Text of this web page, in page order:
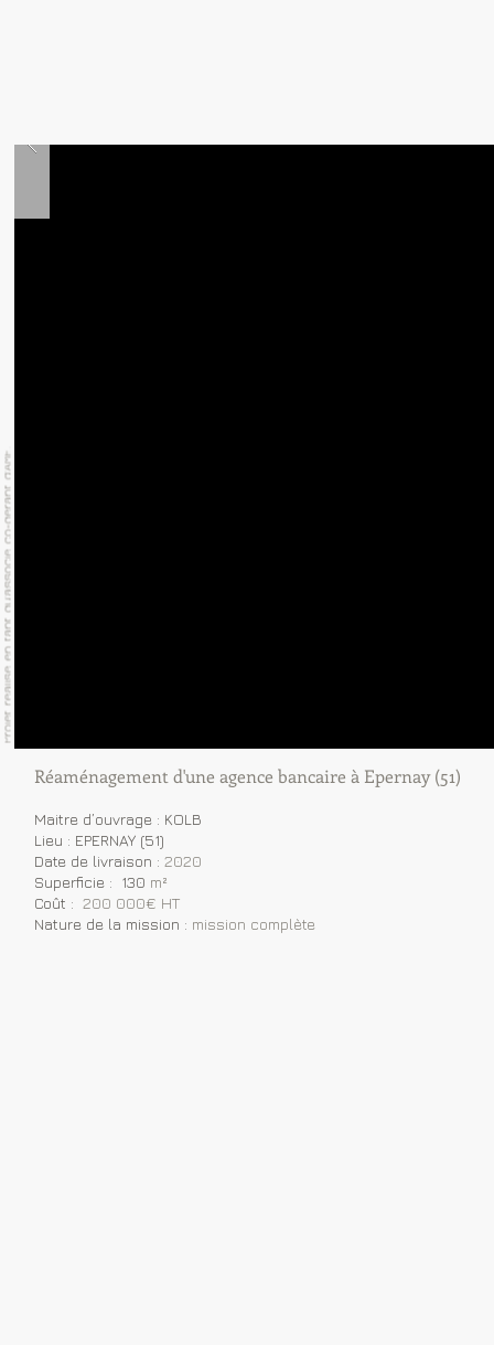
Réaménagement d'une agence bancaire à Epernay (51)
Maitre d’ouvrage : KOLB
Lieu : EPERNAY (51)
Date de livraison : 2020
Superficie : 130 m²
Coût : 200 000€ HT
Nature de la mission : mission complète